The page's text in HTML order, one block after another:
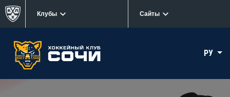
Клубы Сайты
РУ